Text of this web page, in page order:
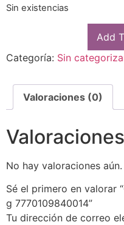
Sin existencias
Add
Categoría: Sin
Valoraciones (0)
Valoraciones
No hay valoraciones aún.
Sé el primero en valorar
g 7770109840014”
Tu dirección de correo